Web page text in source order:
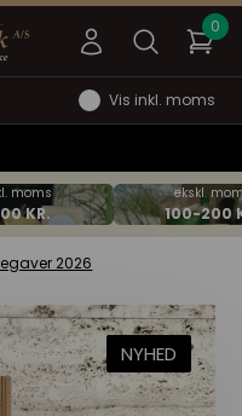
Vis inkl. moms
2026
NYHED